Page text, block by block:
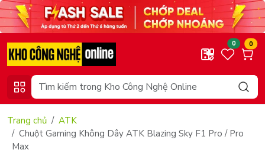
0 0
Trang chủ
ATK
Chuột Gaming Không Dây ATK Blazing Sky F1 Pro / Pro
Max